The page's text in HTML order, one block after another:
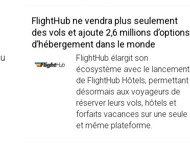
FlightHub ne vendra plus seulement
des vols et ajoute 2,6 millions d’options
d’hébergement dans le monde
FlightHub élargit son
écosystème avec le lancement
de FlightHub Hôtels, permettant
désormais aux voyageurs de
réserver leurs vols, hôtels et
forfaits vacances sur une seule
et même plateforme.